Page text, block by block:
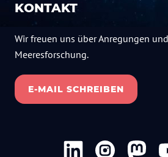
KONTAKT
Wir freuen uns über Anregungen
Meeresforschung.
E-MAIL SCHREIBEN